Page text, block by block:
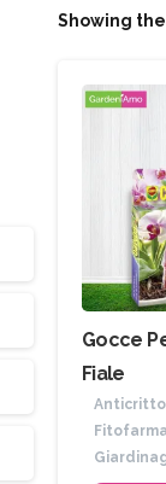
Showing
Gocce
Fiale